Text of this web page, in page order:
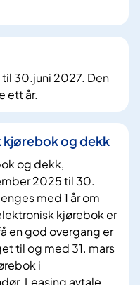
30.juni 2027. Den
ett år.
kjørebok og dekk
og dekk,
2025 til 30.
med 1 år om
kjørebok er
en god overgang er
til og med 31. mars
i
Leasing avtale